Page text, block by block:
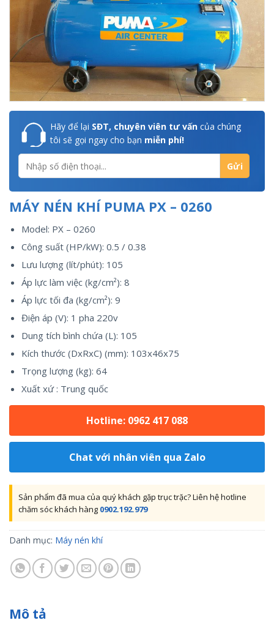
Hãy để lại SĐT, chuyên viên tư vấn của chúng
tôi sẽ gọi ngay cho bạn miễn phí!
MÁY NÉN KHÍ PUMA PX – 0260
Model: PX – 0260
Công suất (HP/kW): 0.5 / 0.38
Lưu lượng (lít/phút): 105
Áp lực làm việc (kg/cm²): 8
Áp lực tối đa (kg/cm²): 9
Điện áp (V): 1 pha 220v
Dung tích bình chứa (L): 105
Kích thước (DxRxC) (mm): 103x46x75
Trọng lượng (kg): 64
Xuất xứ : Trung quốc
Hotline: 0962 417 088
Chat với nhân viên qua Zalo
Sản phẩm đã mua của quý khách gặp trục trặc? Liên hệ hotline
chăm sóc khách hàng 0902.192.979
Danh mục: Máy nén khí
Mô tả